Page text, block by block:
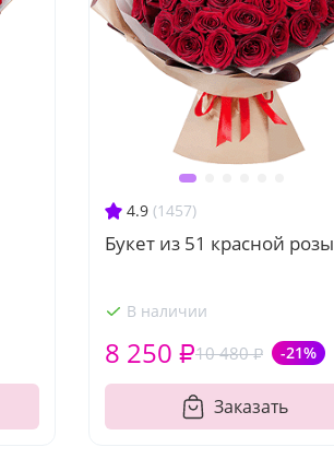
4.9 (1457)
Букет из 51 красной розы
В наличии
10 480 ₽ -21%
8 250 ₽
Заказать